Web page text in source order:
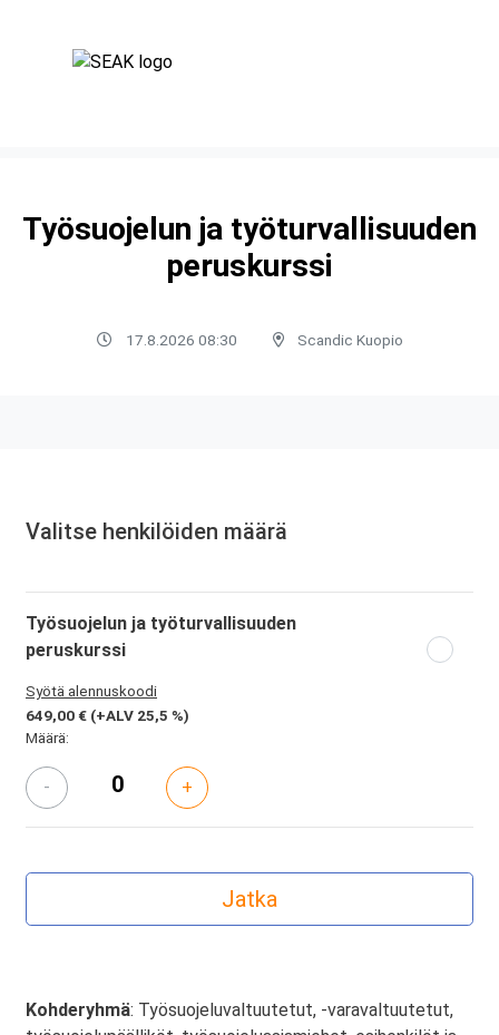
Työsuojelun ja työturvallisuuden
peruskurssi
17.8.2026 08:30 Scandic Kuopio
Valitse henkilöiden määrä
Työsuojelun ja työturvallisuuden
peruskurssi
Syötä alennuskoodi
649,00 € (+ALV 25,5 %)
Määrä:
- +
Kohderyhmä: Työsuojeluvaltuutetut, -varavaltuutetut,